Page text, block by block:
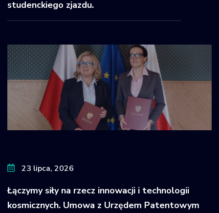
studenckiego zjazdu.
23 lipca, 2026
Łączymy siły na rzecz innowacji i technologii
kosmicznych. Umowa z Urzędem Patentowym